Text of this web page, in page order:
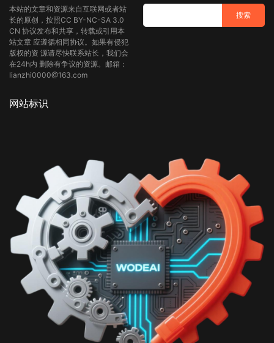
本站的文章和资源来自互联网或者站
长的原创，按照CC BY-NC-SA 3.0
CN 协议发布和共享，转载或引用本
站文章 应遵循相同协议。如果有侵犯
版权的资 源请尽快联系站长，我们会
在24h内 删除有争议的资源。邮箱：
lianzhi0000@163.com
网站标识